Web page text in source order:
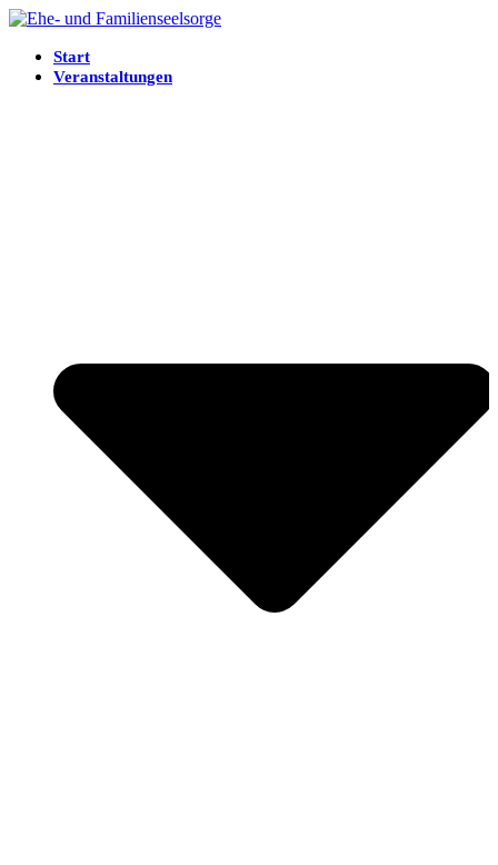
Start
Veranstaltungen